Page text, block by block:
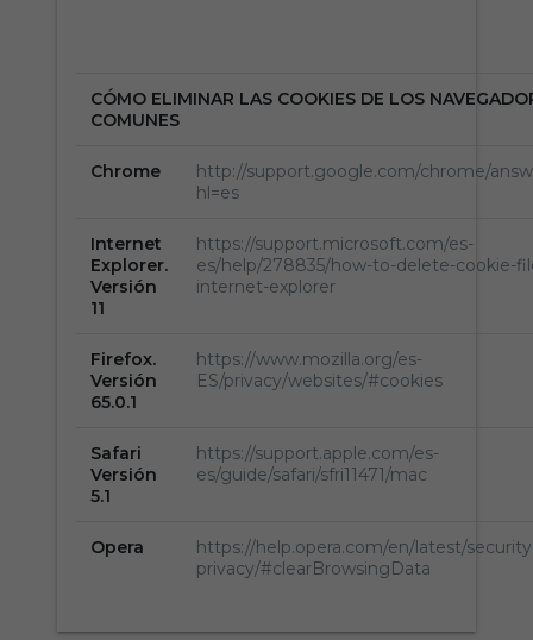
CÓMO ELIMINAR LAS COOKIES DE LOS
COMUNES
Chrome
http://support.google.com/chrome/
hl=es
Internet
Explorer.
Versión
11
https://support.microsoft.com/es-
es/help/278835/how-to-delete-cookie-
internet-explorer
Firefox.
Versión
65.0.1
https://www.mozilla.org/es-
ES/privacy/websites/#cookies
Safari
Versión
5.1
https://support.apple.com/es-
es/guide/safari/sfri11471/mac
Opera
https://help.opera.com/en/latest/
privacy/#clearBrowsingData